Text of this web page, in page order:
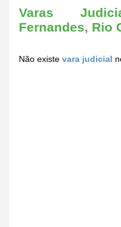
Varas
Fernandes, Rio
Não existe vara judicial